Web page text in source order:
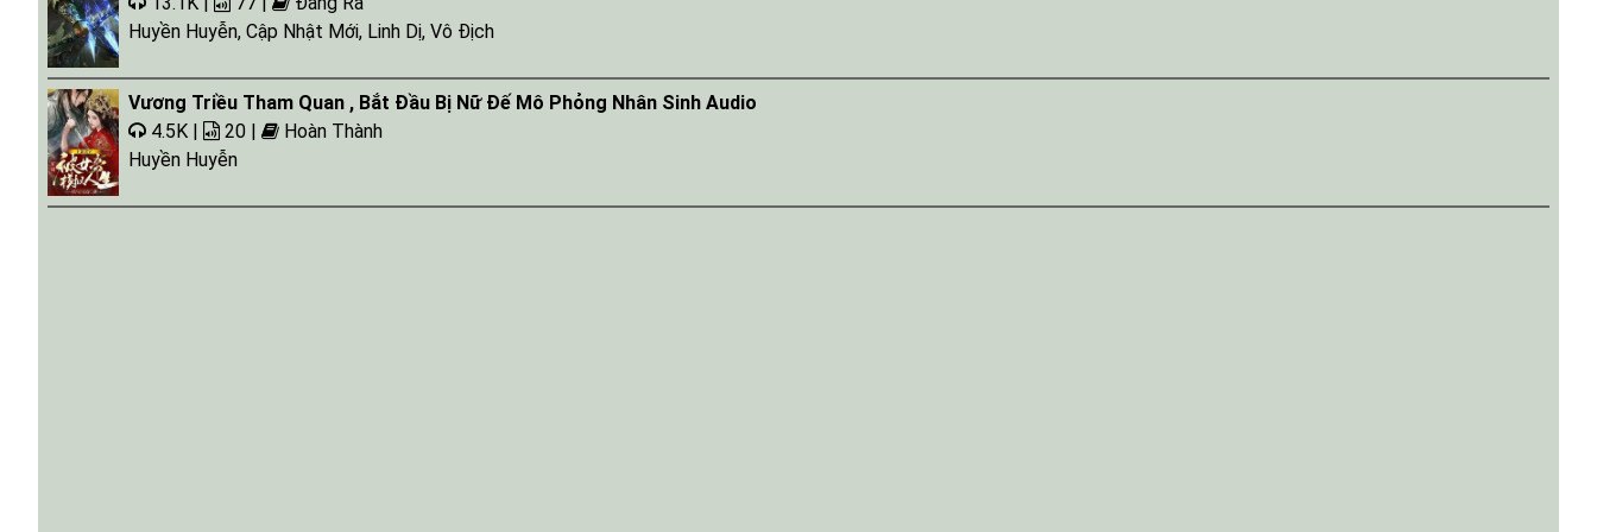
Huyền Huyễn, Cập Nhật Mới, Linh Dị, Vô Địch
Vương Triều Tham Quan , Bắt Đầu Bị Nữ Đế Mô Phỏng Nhân Sinh Audio
4.5K |
20 |
Hoàn Thành
Huyền Huyễn